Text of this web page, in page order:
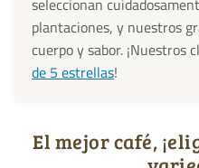
plantaciones, y nuestros
cuerpo y sabor. ¡Nuestros
de 5 estrellas!
El mejor café,